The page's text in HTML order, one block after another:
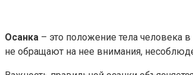
Осанка – это положение тела человека
не обращают на нее внимания,